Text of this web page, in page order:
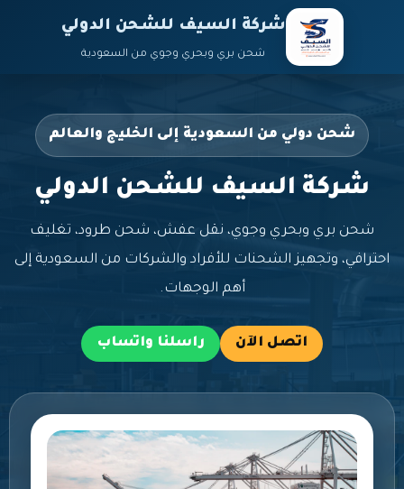
شركة السيف للشحن الدولي
شحن بري وبحري وجوي من السعودية
شحن دولي من السعودية إلى الخليج والعالم
شركة السيف للشحن الدولي
شحن بري وبحري وجوي، نقل عفش، شحن طرود، تغليف
احترافي، وتجهيز الشحنات للأفراد والشركات من السعودية إلى
أهم الوجهات.
اتصل الآن راسلنا واتساب